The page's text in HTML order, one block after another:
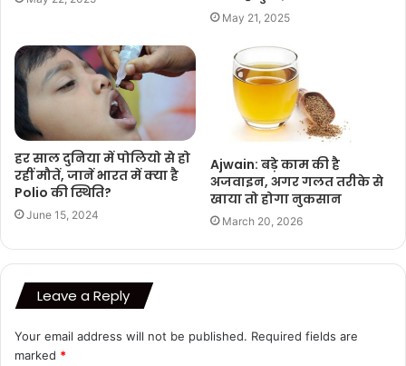
May 21, 2025
हर साल दुनिया में पोलियो से हो
रहीं मौतें, जानें भारत में क्या है
Polio की स्थिति?
June 15, 2024
Ajwain: बड़े काम की है
अजवाइन, अगर गलत तरीके से
खाया तो होगा नुकसान
March 20, 2026
Leave a Reply
Your email address will not be published. Required fields are
marked *